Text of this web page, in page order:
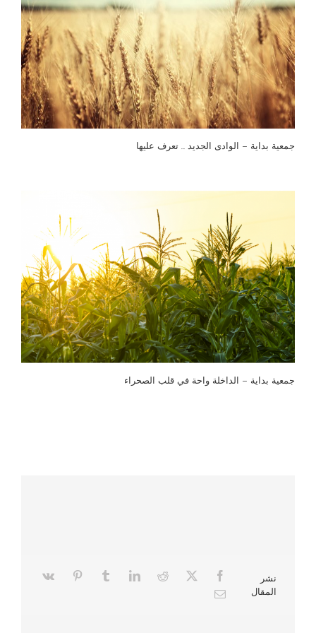
جمعية بداية – الوادى الجديد … تعرف عليها
جمعية بداية – الداخلة واحة في قلب الصحراء
نشر
المقال